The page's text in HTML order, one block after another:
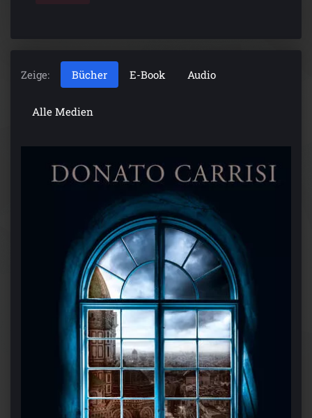
Zeige: Bücher E-Book Audio
Alle Medien